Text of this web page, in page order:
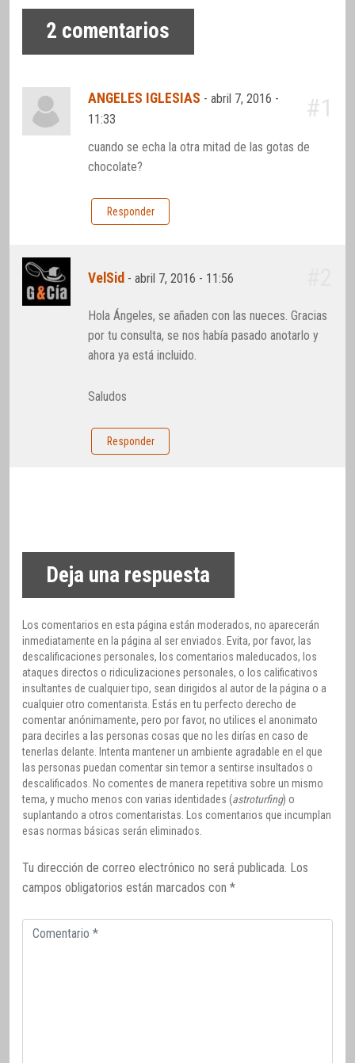
2 comentarios
ANGELES IGLESIAS -abril 7, 2016 -
11:33
#1
cuando se echa la otra mitad de las gotas de
chocolate?
Responder
VelSid -abril 7, 2016 - 11:56
Hola Ángeles, se añaden con las nueces. Gracias
por tu consulta, se nos había pasado anotarlo y
ahora ya está incluido.
Saludos
Responder
Deja una respuesta
Los comentarios en esta página están moderados, no aparecerán
inmediatamente en la página al ser enviados. Evita, por favor, las
descalificaciones personales, los comentarios maleducados, los
ataques directos o ridiculizaciones personales, o los calificativos
insultantes de cualquier tipo, sean dirigidos al autor de la página o a
cualquier otro comentarista. Estás en tu perfecto derecho de
comentar anónimamente, pero por favor, no utilices el anonimato
para decirles a las personas cosas que no les dirías en caso de
tenerlas delante. Intenta mantener un ambiente agradable en el que
las personas puedan comentar sin temor a sentirse insultados o
descalificados. No comentes de manera repetitiva sobre un mismo
tema, y mucho menos con varias identidades (astroturfing) o
suplantando a otros comentaristas. Los comentarios que incumplan
esas normas básicas serán eliminados.
Tu dirección de correo electrónico no será publicada. Los
campos obligatorios están marcados con *
Comentario